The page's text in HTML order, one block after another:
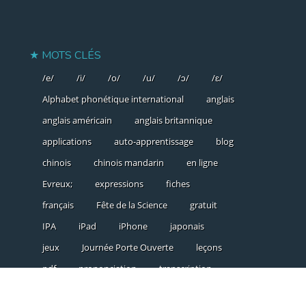
MOTS CLÉS
/e/ /i/ /o/ /u/ /ɔ/
/ɛ/
Alphabet phonétique international
anglais
anglais américain
anglais britannique
applications
auto-apprentissage
blog
chinois
chinois mandarin
en ligne
Evreux;
expressions
fiches
français
Fête de la Science
gratuit
IPA
iPad iPhone
japonais
jeux
Journée Porte Ouverte
leçons
pdf
prononciation
transcription